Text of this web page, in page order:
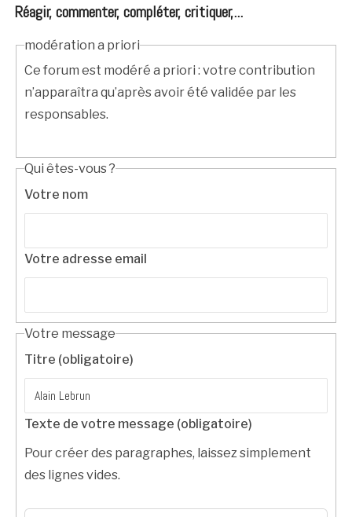
Réagir, commenter, compléter, critiquer,...
modération a priori
Ce forum est modéré a priori : votre contribution
n’apparaîtra qu’après avoir été validée par les
responsables.
Qui êtes-vous ?
Votre nom
Votre adresse email
Votre message
Titre (obligatoire)
Texte de votre message (obligatoire)
Pour créer des paragraphes, laissez simplement
des lignes vides.